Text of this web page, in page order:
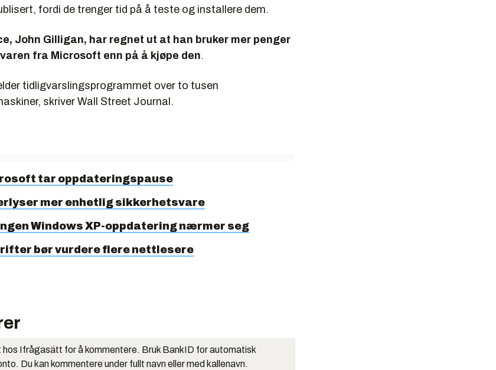
fordi de trenger tid på å teste og installere dem.
John Gilligan, har regnet ut at han bruker mer penger
fra Microsoft enn på å kjøpe den.
tidligvarslingsprogrammet over to tusen
skriver Wall Street Journal .
tar oppdateringspause
mer enhetlig sikkerhetsvare
Windows XP-oppdatering nærmer seg
bør vurdere flere nettlesere
hos Ifrågasätt for å kommentere. Bruk BankID for automatisk
Du kan kommentere under fullt navn eller med kallenavn.